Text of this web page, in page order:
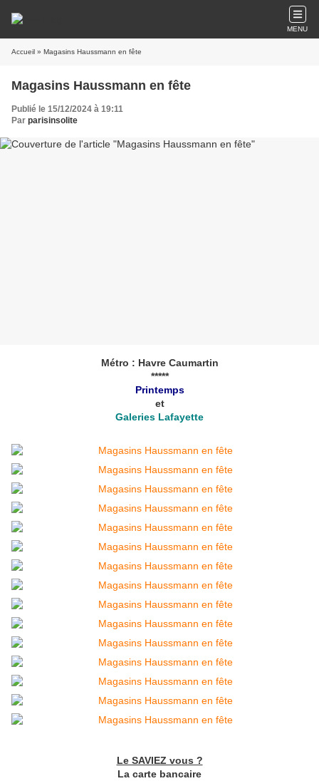
MENU
Accueil » Magasins Haussmann en fête
Magasins Haussmann en fête
Publié le 15/12/2024 à 19:11
Par parisinsolite
Métro : Havre Caumartin
*****
Printemps
et
Galeries Lafayette
Le SAVIEZ vous ?
La carte bancaire